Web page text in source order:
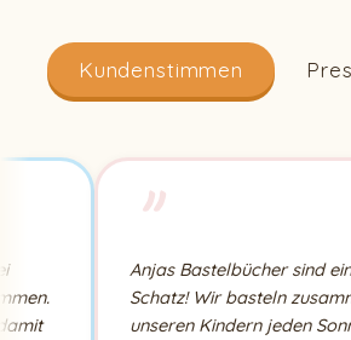
Kundenstimmen
" Anjas Bastelbücher sind ein
Schatz! Wir basteln
unseren Kindern jeden